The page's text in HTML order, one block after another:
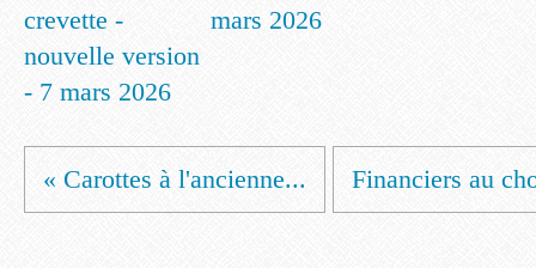
crevette -
nouvelle version
- 7 mars 2026
mars 2026
« Carottes à l'ancienne... Financiers au